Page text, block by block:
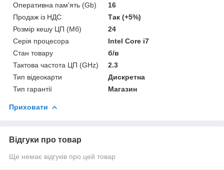
Оперативна пам'ять (Gb)
16
Продаж із НДС
Так (+5%)
Розмір кешу ЦП (Мб)
24
Серія процесора
Intel Core i7
Стан товару
б/в
Тактова частота ЦП (GHz)
2.3
Тип відеокарти
Дискретна
Тип гарантії
Магазин
Приховати
Відгуки про товар
Ще немає відгуків про цей товар